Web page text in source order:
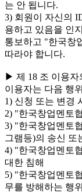
는 안 됩니다.
3) 회원이 자신의
용하고 있음을 인
통보하고 "한국창
따라야 합니다.
▶ 제 18 조 이용자
이용자는 다음 행
1) 신청 또는 변경
2) "한국창업멘토
3) "한국창업멘토
그램등)의 송신 또
4) "한국창업멘토
대한 침해
5) "한국창업멘토
무를 방해하는 행위